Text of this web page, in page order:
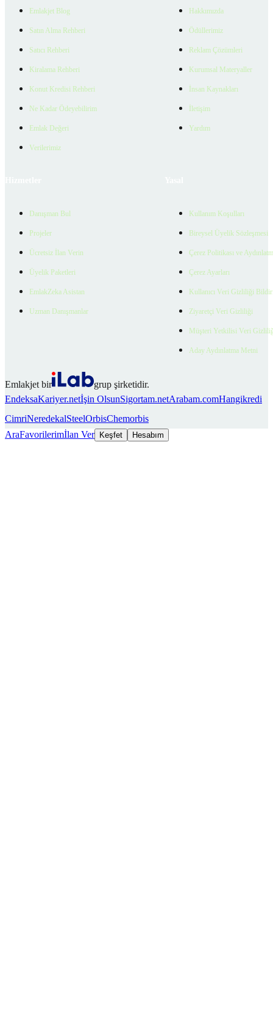
Emlakjet Blog
Satın Alma Rehberi
Satıcı Rehberi
Kiralama Rehberi
Konut Kredisi Rehberi
Ne Kadar Ödeyebilirim
Emlak Değeri
Verilerimiz
Hakkımızda
Ödüllerimiz
Reklam Çözümleri
Kurumsal Materyaller
İnsan Kaynakları
İletişim
Yardım
Danışman Bul
Projeler
Ücretsiz İlan Verin
Üyelik Paketleri
EmlakZeka Asistan
Uzman Danışmanlar
Kullanım Koşulları
Bireysel Üyelik Sözleşmesi
Çerez Politikası ve
Çerez Ayarları
Kullanıcı Veri Gizliliği
Ziyaretçi Veri Gizliliği
Müşteri Yetkilisi Veri
Aday Aydınlatma Metni
Emlakjet bir
grup şirketidir.
EndeksaKariyer.netİşin OlsunSigortam.netArabam.comHangikredi
CimriNeredekalSteelOrbisChemorbis
AraFavorilerimİlan Ver Keşfet Hesabım